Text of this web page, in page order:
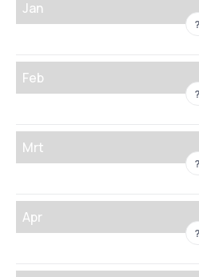
Jan
Feb
Mrt
Apr